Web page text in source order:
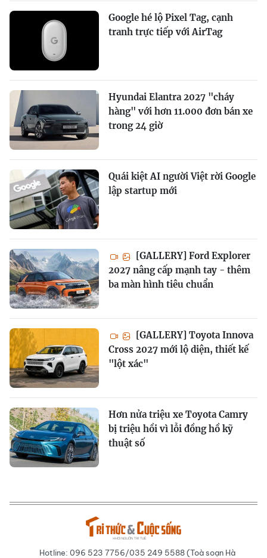
Google hé lộ Pixel Tag, cạnh
tranh trực tiếp với AirTag
Hyundai Elantra 2027 "cháy
hàng" với hơn 11.000 đơn bán xe
trong 24 giờ
Quái kiệt AI người Việt rời Google
lập startup mới
[GALLERY] Ford Explorer
2027 nâng cấp mạnh tay - thêm
ba màn hình tiêu chuẩn
[GALLERY] Toyota Innova
Cross 2027 mới lộ diện, thiết kế
"lột xác"
Hơn nửa triệu xe Toyota Camry
bị triệu hồi vì lỗi đồng hồ kỹ
thuật số
Hotline: 096 523 7756/035 249 5588 (Toà soạn Hà